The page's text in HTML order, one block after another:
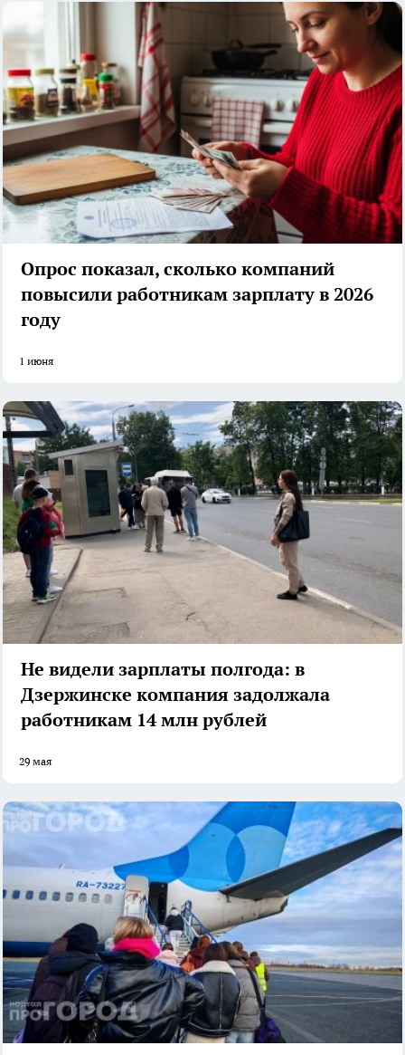
Опрос показал, сколько компаний
повысили работникам зарплату в 2026
году
1 июня
Не видели зарплаты полгода: в
Дзержинске компания задолжала
работникам 14 млн рублей
29 мая